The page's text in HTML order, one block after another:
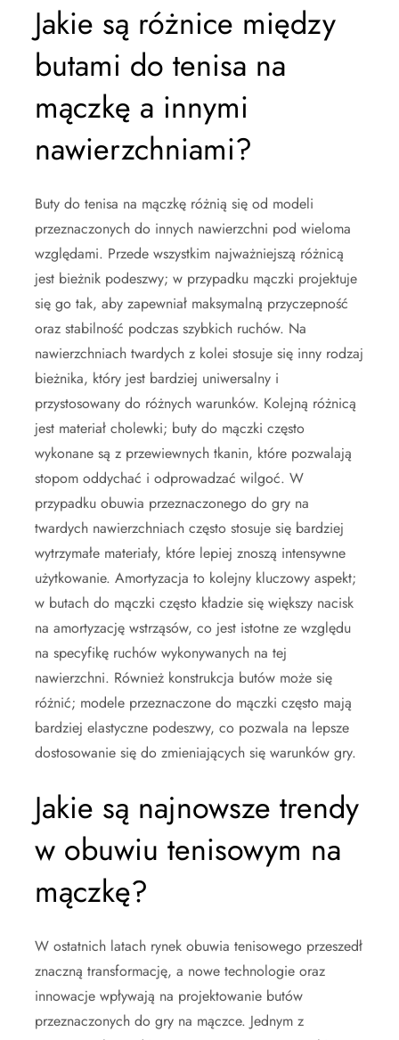
Jakie są różnice między
butami do tenisa na
mączkę a innymi
nawierzchniami?
Buty do tenisa na mączkę różnią się od modeli
przeznaczonych do innych nawierzchni pod wieloma
względami. Przede wszystkim najważniejszą różnicą
jest bieżnik podeszwy; w przypadku mączki projektuje
się go tak, aby zapewniał maksymalną przyczepność
oraz stabilność podczas szybkich ruchów. Na
nawierzchniach twardych z kolei stosuje się inny rodzaj
bieżnika, który jest bardziej uniwersalny i
przystosowany do różnych warunków. Kolejną różnicą
jest materiał cholewki; buty do mączki często
wykonane są z przewiewnych tkanin, które pozwalają
stopom oddychać i odprowadzać wilgoć. W
przypadku obuwia przeznaczonego do gry na
twardych nawierzchniach często stosuje się bardziej
wytrzymałe materiały, które lepiej znoszą intensywne
użytkowanie. Amortyzacja to kolejny kluczowy aspekt;
w butach do mączki często kładzie się większy nacisk
na amortyzację wstrząsów, co jest istotne ze względu
na specyfikę ruchów wykonywanych na tej
nawierzchni. Również konstrukcja butów może się
różnić; modele przeznaczone do mączki często mają
bardziej elastyczne podeszwy, co pozwala na lepsze
dostosowanie się do zmieniających się warunków gry.
Jakie są najnowsze trendy
w obuwiu tenisowym na
mączkę?
W ostatnich latach rynek obuwia tenisowego przeszedł
znaczną transformację, a nowe technologie oraz
innowacje wpływają na projektowanie butów
przeznaczonych do gry na mączce. Jednym z